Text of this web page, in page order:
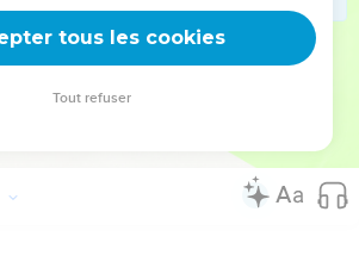
mon joug, et apprenez de moi, parce
tous les cookies
Tout refuser